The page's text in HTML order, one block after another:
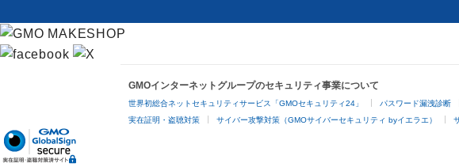
GMOインターネットグループのセキュリティ事業について
世界初総合ネットセキュリティサービス「GMOセキュリティ24」 パスワード漏洩診断
実在証明・盗聴対策 サイバー攻撃対策（GMOサイバーセキュリティ byイエラエ）